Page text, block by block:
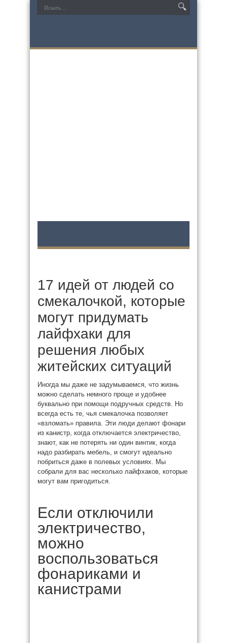
17 идей от людей со
смекалочкой, которые
могут придумать
лайфхаки для
решения любых
житейских ситуаций
Иногда мы даже не задумываемся, что жизнь
можно сделать немного проще и удобнее
буквально при помощи подручных средств. Но
всегда есть те, чья смекалочка позволяет
«взломать» правила. Эти люди делают фонари
из канистр, когда отключается электричество,
знают, как не потерять ни один винтик, когда
надо разбирать мебель, и смогут идеально
побриться даже в полевых условиях. Мы
собрали для вас несколько лайфхаков, которые
могут вам пригодиться.
Если отключили
электричество,
можно
воспользоваться
фонариками и
канистрами